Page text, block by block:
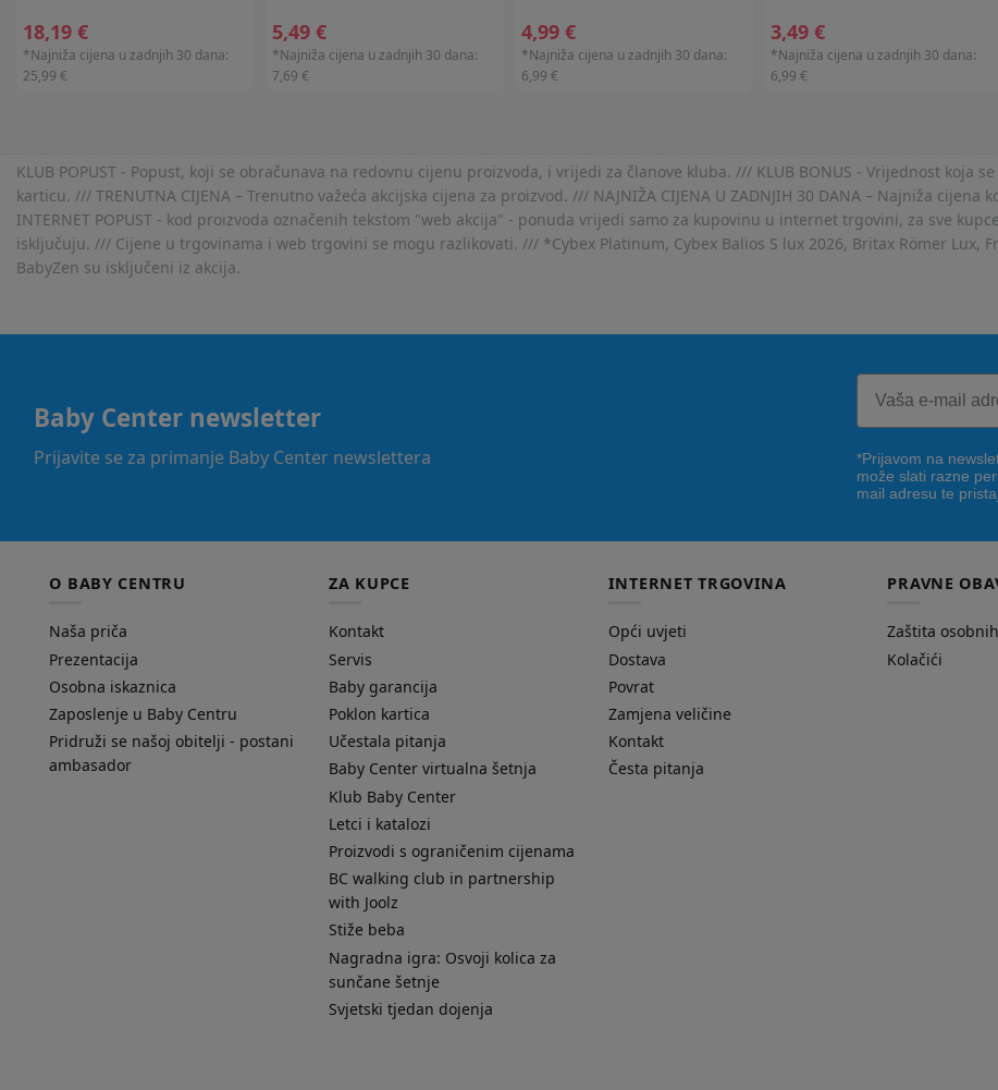
18,19 €
*Najniža cijena u zadnjih 30 dana:
25,99 €
5,49 €
*Najniža cijena u zadnjih 30 dana:
7,69 €
4,99 €
*Najniža cijena u zadnjih 30 dana:
6,99 €
3,49 €
*Najniža cijena u zadnjih 30 dana:
6,99 €
KLUB POPUST - Popust, koji se obračunava na redovnu cijenu proizvoda, i vrijedi za članove kluba. /// KLUB BONUS - Vrijednost koja
karticu. /// TRENUTNA CIJENA – Trenutno važeća akcijska cijena za proizvod. /// NAJNIŽA CIJENA U ZADNJIH 30 DANA – Najniža
INTERNET POPUST - kod proizvoda označenih tekstom "web akcija" - ponuda vrijedi samo za kupovinu u internet trgovini, za sve
isključuju. /// Cijene u trgovinama i web trgovini se mogu razlikovati. /// *Cybex Platinum, Cybex Balios S lux 2026, Britax Römer Lux,
BabyZen su isključeni iz akcija.
Baby Center newsletter
Prijavite se za primanje Baby Center newslettera
*Prijavom na
može slati razne
mail adresu te
O BABY CENTRU
Naša priča
Prezentacija
Osobna iskaznica
Zaposlenje u Baby Centru
Pridruži se našoj obitelji - postani
ambasador
ZA KUPCE
Kontakt
Servis
Baby garancija
Poklon kartica
Učestala pitanja
Baby Center virtualna šetnja
Klub Baby Center
Letci i katalozi
Proizvodi s ograničenim cijenama
BC walking club in partnership
with Joolz
Stiže beba
Nagradna igra: Osvoji kolica za
sunčane šetnje
Svjetski tjedan dojenja
INTERNET TRGOVINA
Opći uvjeti
Dostava
Povrat
Zamjena veličine
Kontakt
Česta pitanja
PRAVNE
Zaštita
Kolačići